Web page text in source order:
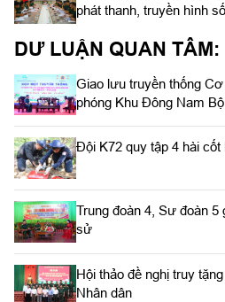
phát thanh, truyền hình
DƯ LUẬN QUAN TÂM:
Giao lưu truyền thống
phóng Khu Đông Nam Bộ
Đội K72 quy tập 4 hài
Trung đoàn 4, Sư đoàn
sử
Hội thảo đề nghị truy
Nhân dân